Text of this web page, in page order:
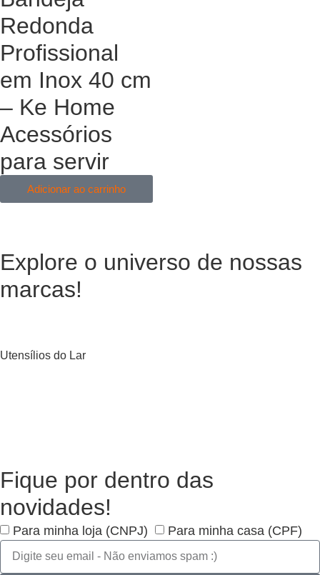
Redonda
Profissional
em Inox 40 cm
– Ke Home
Acessórios
para servir
Adicionar ao carrinho
Explore o universo de nossas
marcas!
Utensílios do Lar
Fique por dentro das
novidades!
Para minha loja (CNPJ) Para minha casa (CPF)